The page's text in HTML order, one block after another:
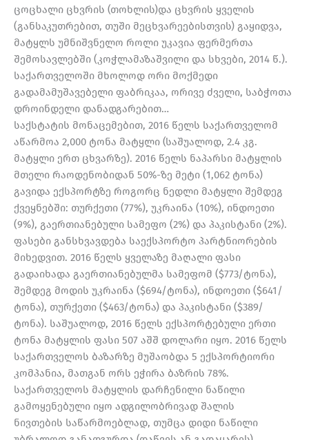
ცოცხალი ცხვრის (თოხლის)და ცხვრის ყველის
(განსაკუთრებით, თუში მეცხვარეებისთვის) გაყიდვა,
მატყლს უმნიშვნელო როლი უკავია ფერმერთა
შემოსავლებში (კოჭლამაზაშვილი და სხვები, 2014 წ.).
საქართველოში მხოლოდ ორი მოქმედი
გადამამუშავებელი ფაბრიკაა, ორივე ძველი, საბჭოთა
დროინდელი დანადგარებით…
საქსტატის მონაცემებით, 2016 წელს საქართველომ
აწარმოა 2,000 ტონა მატყლი (საშუალოდ, 2.4 კგ.
მატყლი ერთ ცხვარზე). 2016 წელს ნაპარსი მატყლის
მთელი რაოდენობიდან 50%-ზე მეტი (1,062 ტონა)
გავიდა ექსპორტზე როგორც ნედლი მატყლი შემდეგ
ქვეყნებში: თურქეთი (77%), უკრაინა (10%), ინდოეთი
(9%), გაერთიანებული სამეფო (2%) და პაკისტანი (2%).
ფასები განსხვავდება საექსპორტო პარტნიორების
მიხედვით. 2016 წელს ყველაზე მაღალი ფასი
გადაიხადა გაერთიანებულმა სამეფომ ($773/ტონა),
შემდეგ მოდის უკრაინა ($694/ტონა), ინდოეთი ($641/
ტონა), თურქეთი ($463/ტონა) და პაკისტანი ($389/
ტონა). საშუალოდ, 2016 წელს ექსპორტებული ერთი
ტონა მატყლის ფასი 507 აშშ დოლარი იყო. 2016 წელს
საქართველოს ბაზარზე მუშაობდა 5 ექსპორტიორი
კომპანია, მათგან ორს ეჭირა ბაზრის 78%.
საქართველოს მატყლის დარჩენილი ნაწილი
გამოყენებული იყო ადგილობრივად შალის
ნივთების საწარმოებლად, თუმცა დიდი ნაწილი